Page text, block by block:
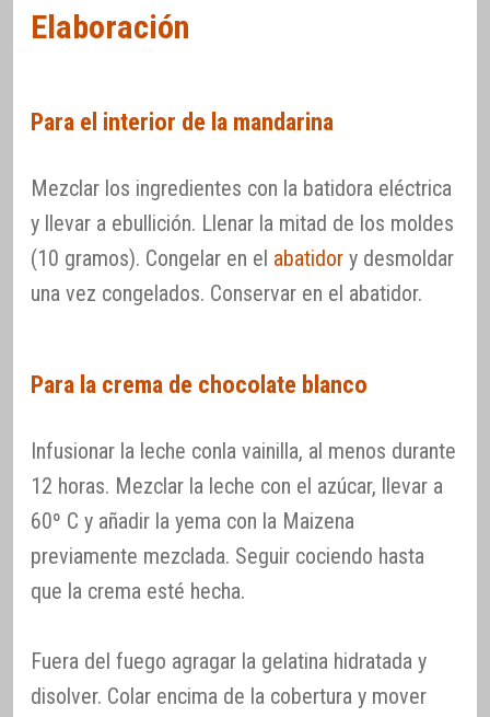
Elaboración
Para el interior de la mandarina
Mezclar los ingredientes con la batidora eléctrica
y llevar a ebullición. Llenar la mitad de los moldes
(10 gramos). Congelar en el abatidor y desmoldar
una vez congelados. Conservar en el abatidor.
Para la crema de chocolate blanco
Infusionar la leche conla vainilla, al menos durante
12 horas. Mezclar la leche con el azúcar, llevar a
60º C y añadir la yema con la Maizena
previamente mezclada. Seguir cociendo hasta
que la crema esté hecha.
Fuera del fuego agragar la gelatina hidratada y
disolver. Colar encima de la cobertura y mover